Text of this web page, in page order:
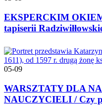
EKSPERCKIM
tapiserii
05-09
WARSZTATY DLA
NAUCZYCIELI / Czy